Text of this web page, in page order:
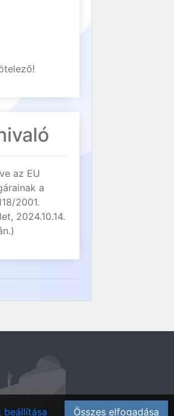
az EU
a
2001.
2024.10.14.
beállítása Összes elfogadása